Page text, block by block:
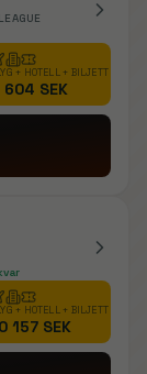
+ HOTELL + BILJETT
604 SEK
+ HOTELL + BILJETT
157 SEK